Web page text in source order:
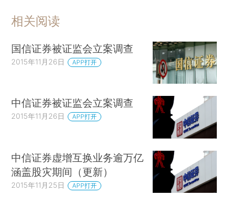
相关阅读
国信证券被证监会立案调查
2015年11月26日 APP打开
中信证券被证监会立案调查
2015年11月26日 APP打开
中信证券虚增互换业务逾万亿
涵盖股灾期间（更新）
2015年11月25日 APP打开